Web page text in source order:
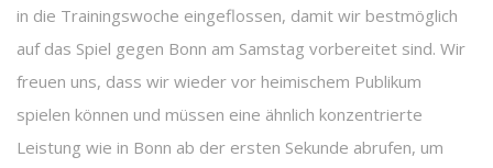
in die Trainingswoche eingeflossen, damit wir bestmöglich
auf das Spiel gegen Bonn am Samstag vorbereitet sind. Wir
freuen uns, dass wir wieder vor heimischem Publikum
spielen können und müssen eine ähnlich konzentrierte
Leistung wie in Bonn ab der ersten Sekunde abrufen, um